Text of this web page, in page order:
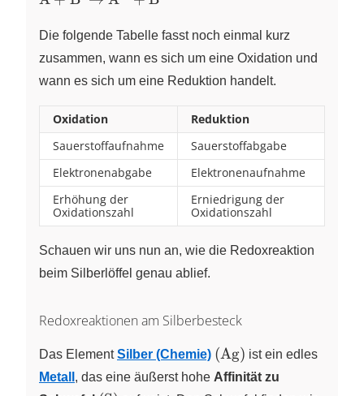
B^-}
Die folgende Tabelle fasst noch einmal kurz
zusammen, wann es sich um eine Oxidation und
wann es sich um eine Reduktion handelt.
Oxidation
Reduktion
Sauerstoffaufnahme
Sauerstoffabgabe
Elektronenabgabe
Elektronenaufnahme
Erhöhung der
Oxidationszahl
Erniedrigung der
Oxidationszahl
Schauen wir uns nun an, wie die Redoxreaktion
beim Silberlöffel genau ablief.
Redoxreaktionen am Silberbesteck
Das ElementSilber (Chemie) \left(
\ce{Ag}
(Ag) ist ein edles
Metall , das eine äußerst hohe Affinität zu